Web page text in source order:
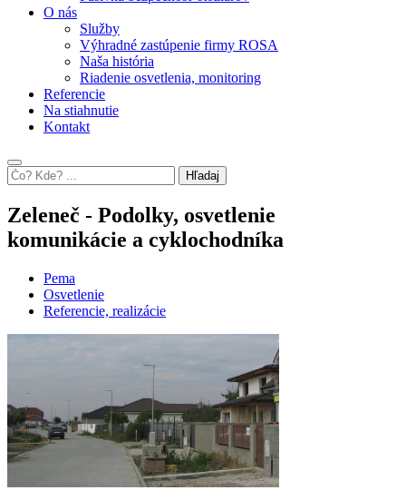
O nás
Služby
Výhradné zastúpenie firmy ROSA
Naša história
Riadenie osvetlenia, monitoring
Referencie
Na stiahnutie
Kontakt
Hľadaj
Zeleneč - Podolky, osvetlenie
komunikácie a cyklochodníka
Pema
Osvetlenie
Referencie, realizácie